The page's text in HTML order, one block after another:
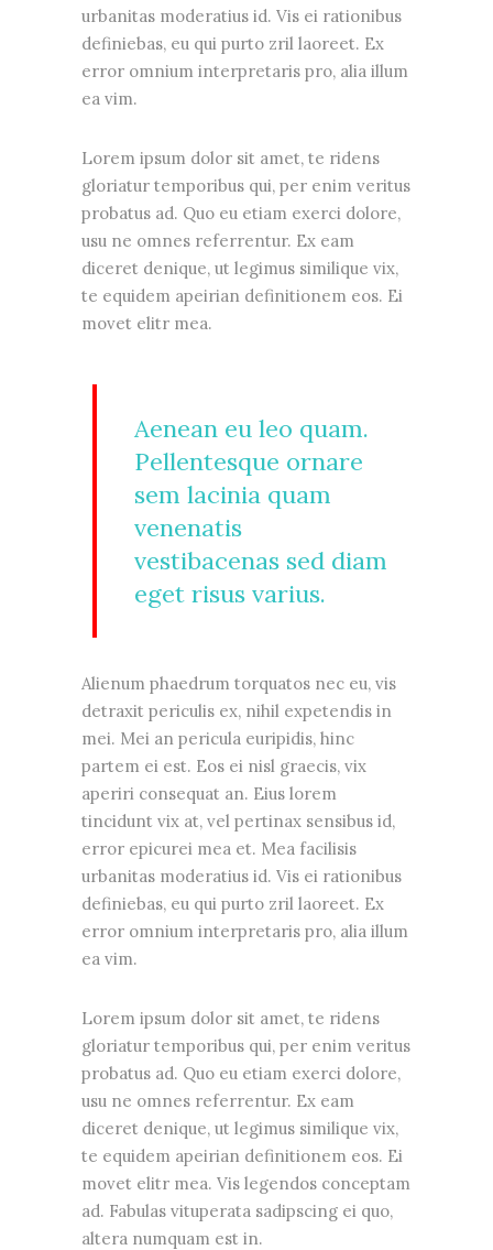
urbanitas moderatius id. Vis ei rationibus
definiebas, eu qui purto zril laoreet. Ex
error omnium interpretaris pro, alia illum
ea vim.
Lorem ipsum dolor sit amet, te ridens
gloriatur temporibus qui, per enim veritus
probatus ad. Quo eu etiam exerci dolore,
usu ne omnes referrentur. Ex eam
diceret denique, ut legimus similique vix,
te equidem apeirian definitionem eos. Ei
movet elitr mea.
Aenean eu leo quam.
Pellentesque ornare
sem lacinia quam
venenatis
vestibacenas sed diam
eget risus varius.
Alienum phaedrum torquatos nec eu, vis
detraxit periculis ex, nihil expetendis in
mei. Mei an pericula euripidis, hinc
partem ei est. Eos ei nisl graecis, vix
aperiri consequat an. Eius lorem
tincidunt vix at, vel pertinax sensibus id,
error epicurei mea et. Mea facilisis
urbanitas moderatius id. Vis ei rationibus
definiebas, eu qui purto zril laoreet. Ex
error omnium interpretaris pro, alia illum
ea vim.
Lorem ipsum dolor sit amet, te ridens
gloriatur temporibus qui, per enim veritus
probatus ad. Quo eu etiam exerci dolore,
usu ne omnes referrentur. Ex eam
diceret denique, ut legimus similique vix,
te equidem apeirian definitionem eos. Ei
movet elitr mea. Vis legendos conceptam
ad. Fabulas vituperata sadipscing ei quo,
altera numquam est in.